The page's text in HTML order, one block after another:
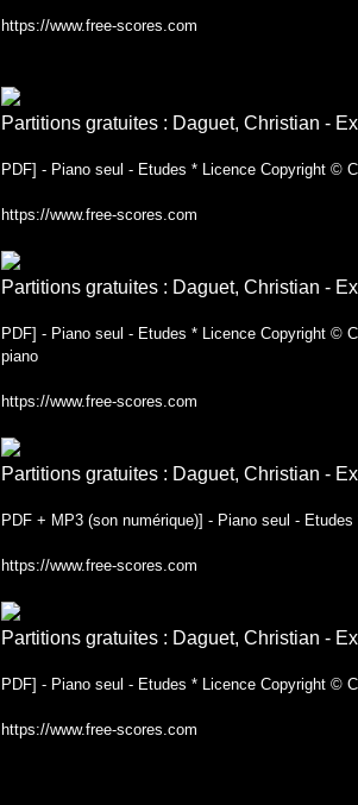
https://www.free-scores.com
Partitions gratuites : Daguet, Christian -
PDF] - Piano seul - Etudes * Licence Copyright ©
https://www.free-scores.com
Partitions gratuites : Daguet, Christian -
PDF] - Piano seul - Etudes * Licence Copyright ©
piano
https://www.free-scores.com
Partitions gratuites : Daguet, Christian -
PDF + MP3 (son numérique)] - Piano seul -
https://www.free-scores.com
Partitions gratuites : Daguet, Christian -
PDF] - Piano seul - Etudes * Licence Copyright ©
https://www.free-scores.com